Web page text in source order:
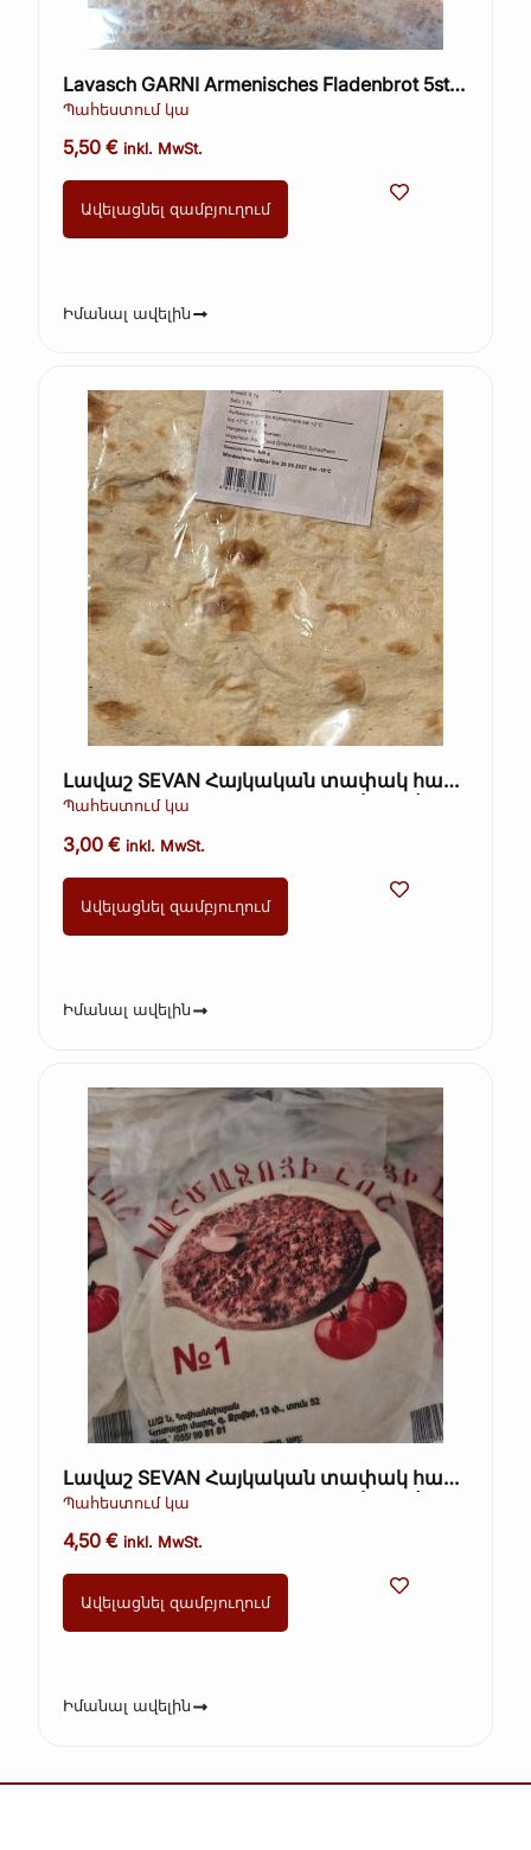
Lavasch GARNI Armenisches Fladenbrot 5st.
(direkt aus Armenien) Lieferbar ab 02 Juni
Պահեստում կա
5,50€ inkl. MwSt.
Ավելացնել զամբյուղում
Իմանալ ավելին
Լավաշ SEVAN Հայկական տափակ հաց
5 հատ. (ուղիղ Հայաստանից) (Kopie)
Պահեստում կա
3,00€ inkl. MwSt.
Ավելացնել զամբյուղում
Իմանալ ավելին
Լավաշ SEVAN Հայկական տափակ հաց
5 հատ. (ուղիղ Հայաստանից) (Kopie)
Պահեստում կա
4,50€ inkl. MwSt.
Ավելացնել զամբյուղում
Իմանալ ավելին